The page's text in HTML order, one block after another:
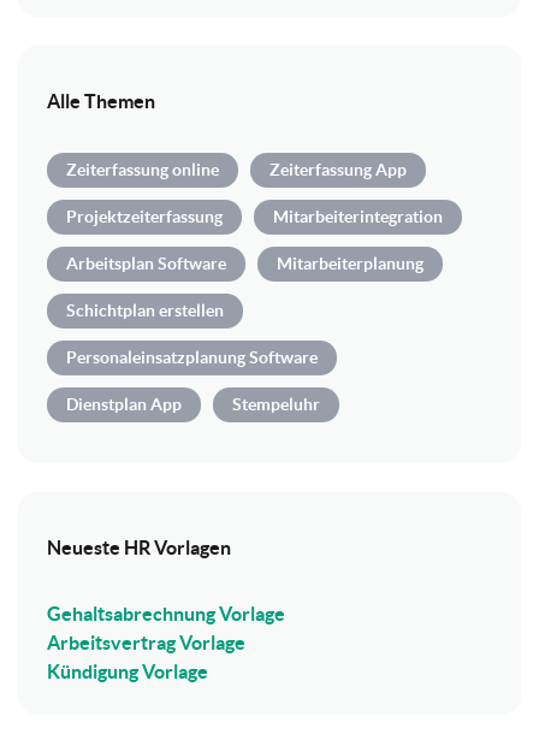
Alle Themen
Zeiterfassung online Zeiterfassung App
Projektzeiterfassung Mitarbeiterintegration
Arbeitsplan Software Mitarbeiterplanung
Schichtplan erstellen
Personaleinsatzplanung Software
Dienstplan App Stempeluhr
Neueste HR Vorlagen
Gehaltsabrechnung Vorlage
Arbeitsvertrag Vorlage
Kündigung Vorlage